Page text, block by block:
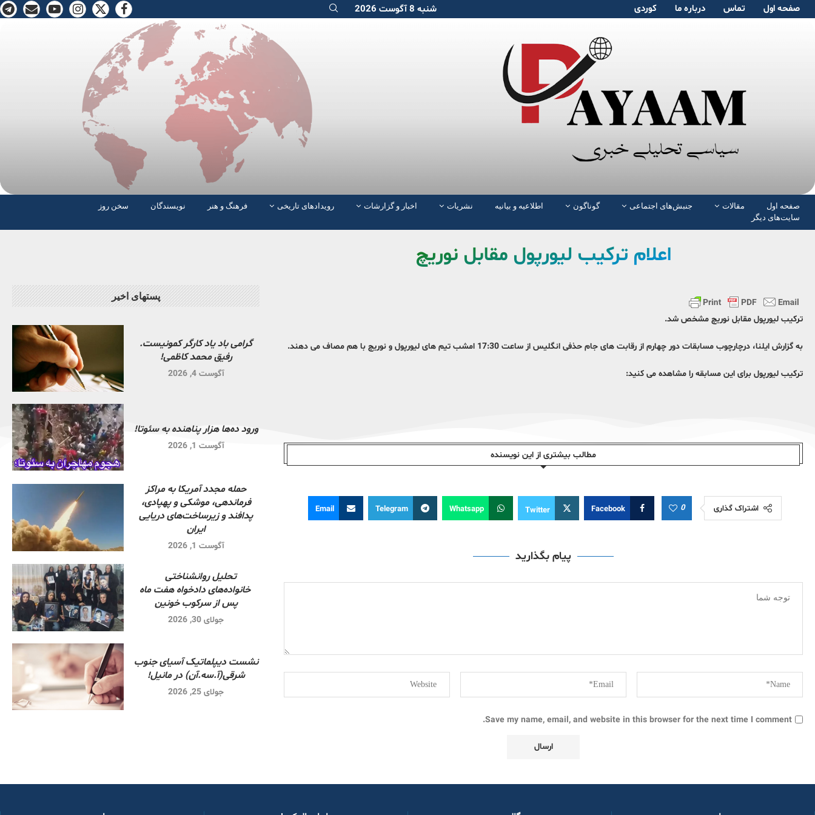
صفحە اول تماس دربارە ما کوردی شنبه 8 آگوست 2026
صفحە اول مقالات جنبش‌های اجتماعی گوناگون اطلاعیه و بیانیه نشریات اخبار و گزارشات رویدادهای تاریخی فرهنگ و هنر نویسندگان
سخن روز
سایت‌های دیگر
اعلام ترکیب لیورپول مقابل نوریچ
ترکیب لیورپول مقابل نوریچ مشخص شد.
به گزارش ایلنا، درچارچوب مسابقات دور چهارم از رقابت های جام حذفی انگلیس از ساعت 17:30 امشب تیم های لیورپول و نوریچ با هم مصاف می دهند.
ترکیب لیورپول برای این مسابقه را مشاهده می کنید:
مطالب بیشتری از این نویسندە
اشتراک گذاری 0
Facebook
Twitter
Whatsapp
Telegram
Email
پیام بگذارید
Save my name, email, and website in this browser for the next time I comment.
پستهای اخیر
گرامی باد یاد کارگر کمونیست.
رفیق محمد کاظمی!
آگوست 4, 2026
ورود ده‌ها هزار پناهنده به سئوتا!
آگوست 1, 2026
حمله مجدد آمریکا به مراکز
فرماندهی، موشکی و پهپادی،
پدافند و زیرساخت‌های دریایی
ایران
آگوست 1, 2026
تحلیل روانشناختی
خانواده‌های دادخواه هفت ماه
پس از سرکوب خونین
جولای 30, 2026
نشست دیپلماتیک آسیای جنوب
شرقی‌(آ.سه.آن) در مانیل!
جولای 25, 2026